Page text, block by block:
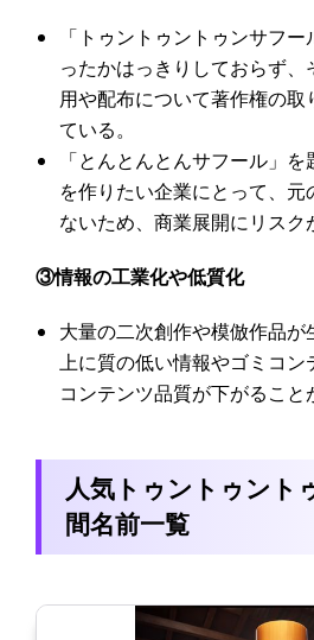
「トゥントゥントゥンサフ
ったかはっきりしておらず
用や配布について著作権の取
ている。
「とんとんとんサフール」
を作りたい企業にとって、元
ないため、商業展開にリスク
③情報の工業化や低質化
大量の二次創作や模倣作品が
上に質の低い情報やゴミコ
コンテンツ品質が下がること
人気トゥントゥント
間名前一覧